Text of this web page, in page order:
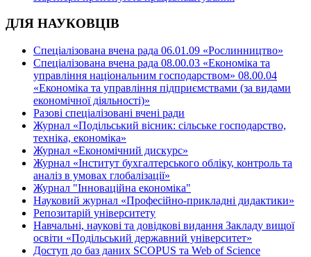
ДЛЯ НАУКОВЦІВ
Спеціалізована вчена рада 06.01.09 «Рослинництво»
Спеціалізована вчена рада 08.00.03 «Економіка та
управління національним господарством» 08.00.04
«Економіка та управління підприємствами (за видами
економічної діяльності)»
Разові спеціалізовані вчені ради
Журнал «Подільський вісник: сільське господарство,
техніка, економіка»
Журнал «Економічний дискурс»
Журнал «Інститут бухгалтерського обліку, контроль та
аналіз в умовах глобалізації»
Журнал "Інноваційна економіка"
Науковий журнал «Професійно-прикладні дидактики»
Репозитарій університету
Навчальні, наукові та довідкові видання Закладу вищої
освіти «Подільський державний університет»
Доступ до баз даних SCOPUS та Web of Science